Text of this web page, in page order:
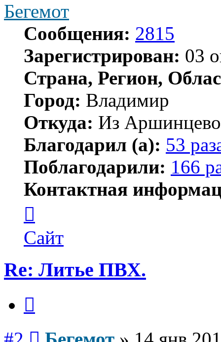
Бегемот
Сообщения: 2815
Зарегистрирован: 03
Страна, Регион,
Город: Владимир
Откуда: Из
Благодарил (а): 53
Поблагодарили: 166
Контактная
пользователя
Бегемот
Сайт
Re: Литье ПВХ.